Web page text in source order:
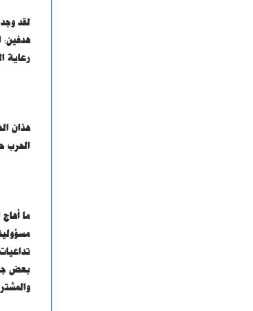
لقد
هدفين:
رعاية
هذان
الحرب
ما
بعض